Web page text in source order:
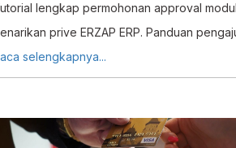
lengkap permohonan approval modul
prive ERZAP ERP. Panduan
approval, dan finalisasi dari pemohon
approver.
selengkapnya...